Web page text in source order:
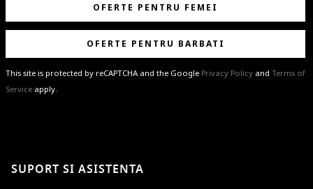
OFERTE PENTRU FEMEI
OFERTE PENTRU BARBATI
This site is protected by reCAPTCHA and the Google Privacy Policy and Terms of
Service apply.
ultimele tendinte in moda!
SUPORT SI ASISTENTA